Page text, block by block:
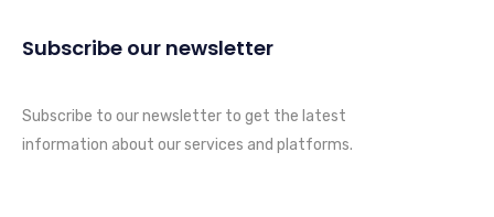
Subscribe our newsletter
Subscribe to our newsletter to get the latest
information about our services and platforms.